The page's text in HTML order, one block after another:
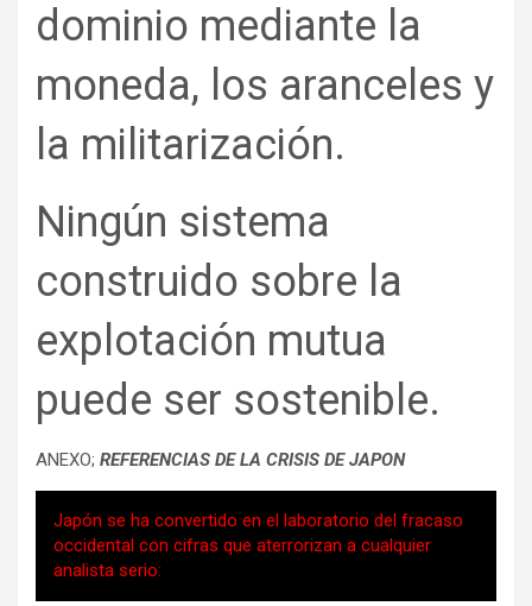
dominio mediante la
moneda, los aranceles y
la militarización.
Ningún sistema
construido sobre la
explotación mutua
puede ser sostenible.
ANEXO; REFERENCIAS DE LA CRISIS DE JAPON
Japón se ha convertido en el laboratorio del fracaso
occidental con cifras que aterrorizan a cualquier
analista serio: